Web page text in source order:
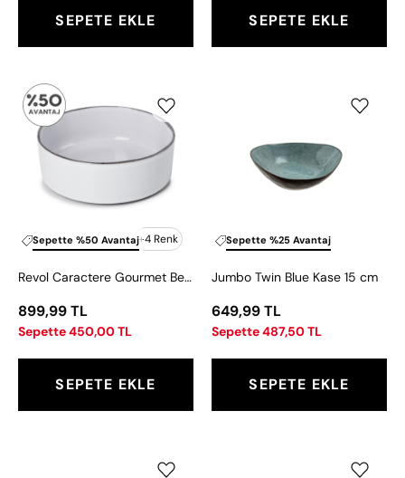
SEPETE EKLE SEPETE EKLE
+4 Renk
Sepette %50 Avantaj
Caractere
Beyaz
Revol Caractere Gourmet Beyaz Tabak 14 cm
899,99 TL
Sepette 450,00 TL
SEPETE EKLE
Sepette %25 Avantaj
Kase
15
cm
Jumbo Twin Blue Kase 15 cm
649,99 TL
Sepette 487,50 TL
SEPETE EKLE